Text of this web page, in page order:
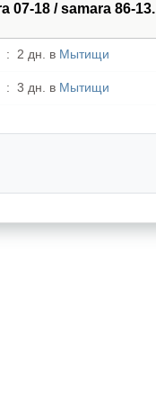
07-18 / samara 86-13.
: 2 дн. в Мытищи
: 3 дн. в Мытищи